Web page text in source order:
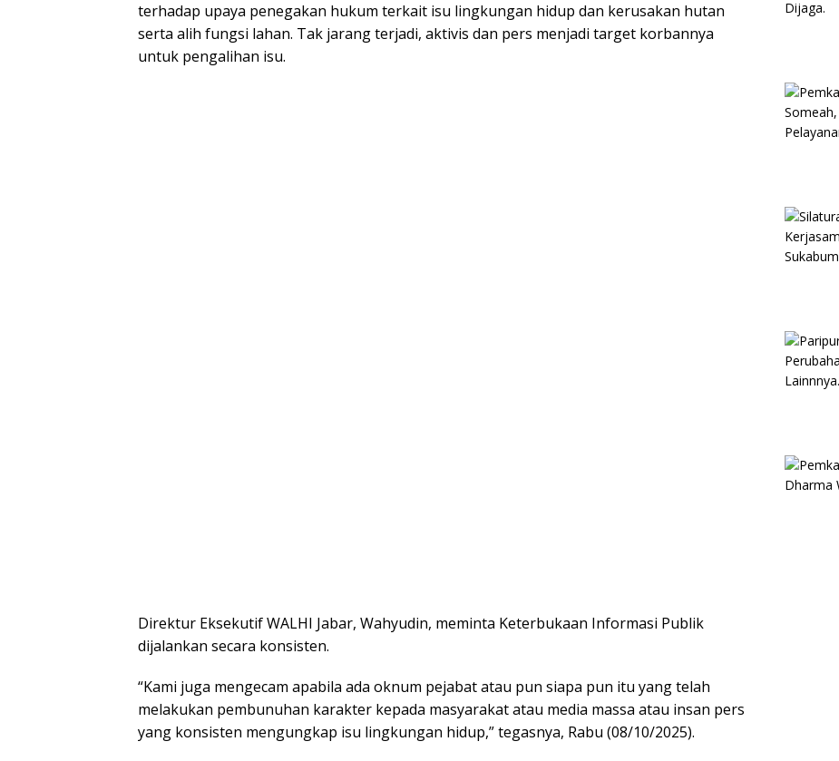
terhadap upaya penegakan hukum terkait isu lingkungan hidup dan kerusakan hutan
serta alih fungsi lahan. Tak jarang terjadi, aktivis dan pers menjadi target korbannya
untuk pengalihan isu.
Direktur Eksekutif WALHI Jabar, Wahyudin, meminta Keterbukaan Informasi Publik
dijalankan secara konsisten.
“Kami juga mengecam apabila ada oknum pejabat atau pun siapa pun itu yang telah
melakukan pembunuhan karakter kepada masyarakat atau media massa atau insan pers
yang konsisten mengungkap isu lingkungan hidup,” tegasnya, Rabu (08/10/2025).